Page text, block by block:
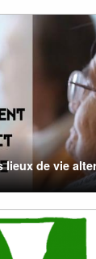
lieux de vie